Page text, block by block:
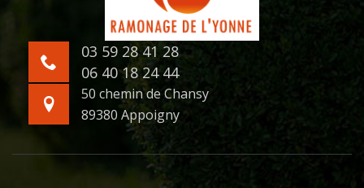
03 59 28 41 28
06 40 18 24 44
50 chemin de Chansy
89380 Appoigny